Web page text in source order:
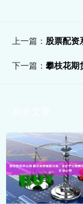
上一篇： 股票配资
下一篇： 攀枝花期